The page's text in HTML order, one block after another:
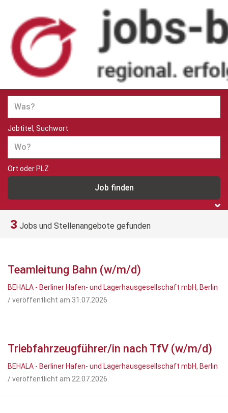
Jobs und Stellenangebote in
Berlin
Jobtitel, Suchwort
Ort oder PLZ
3 Jobs und Stellenangebote gefunden
Teamleitung Bahn (w/m/d)
BEHALA - Berliner Hafen- und Lagerhausgesellschaft mbH, Berlin
/ veröffentlicht am 31.07.2026
Triebfahrzeugführer/in nach TfV (w/m/d)
BEHALA - Berliner Hafen- und Lagerhausgesellschaft mbH, Berlin
/ veröffentlicht am 22.07.2026